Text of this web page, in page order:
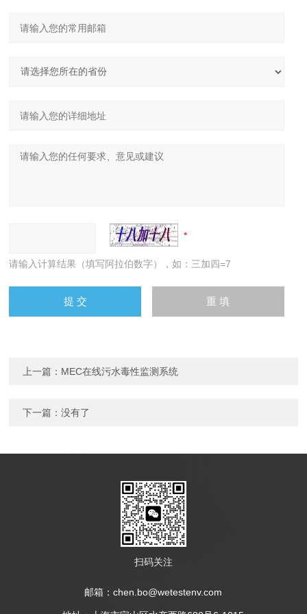
请输入计算结果（填写阿拉伯数字），如：三加四=7
上一篇： MEC在线污水毒性监测系统
下一篇：没有了
扫码关注
邮箱：chen.bo@wetestenv.com